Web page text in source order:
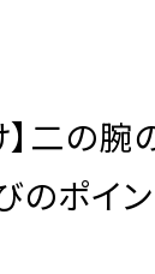
二の腕
のポイ